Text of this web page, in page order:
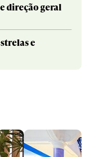
direção geral
e